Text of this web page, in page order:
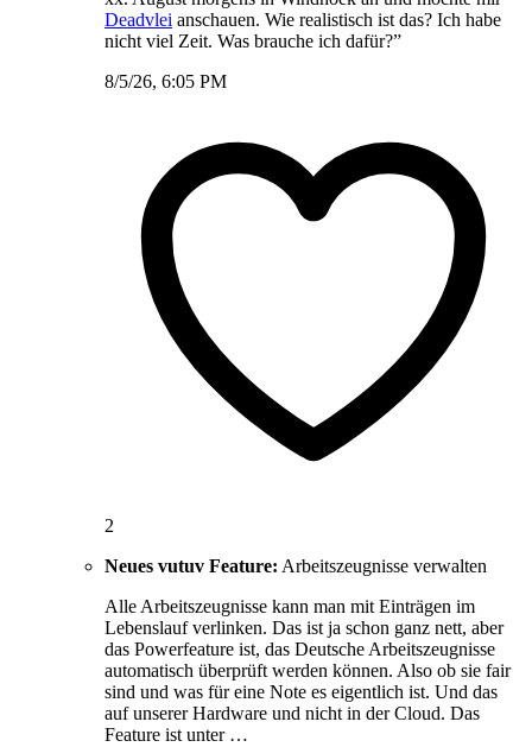
Deadvlei anschauen. Wie realistisch ist das? Ich habe
nicht viel Zeit. Was brauche ich dafür?”
8/5/26, 6:05 PM
2
Neues vutuv Feature: Arbeitszeugnisse verwalten
Alle Arbeitszeugnisse kann man mit Einträgen im
Lebenslauf verlinken. Das ist ja schon ganz nett, aber
das Powerfeature ist, das Deutsche Arbeitszeugnisse
automatisch überprüft werden können. Also ob sie fair
sind und was für eine Note es eigentlich ist. Und das
auf unserer Hardware und nicht in der Cloud. Das
Feature ist unter …